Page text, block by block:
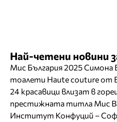
Най-четени новини
Мис България 2025 Симона
тоалети Haute couture от
24 красавици влизат в
престижната титла Мис
Институт Конфуций –